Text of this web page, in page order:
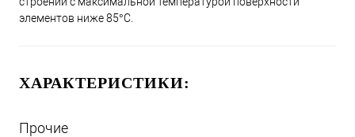
элементов ниже 85°С.
ХАРАКТЕРИСТИКИ:
Прочие